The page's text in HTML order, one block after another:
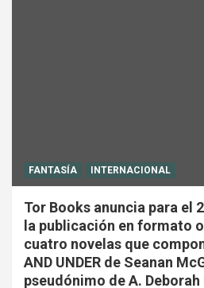
FANTASÍA INTERNACIONAL
Tor Books anuncia para el
la publicación en formato
cuatro novelas que
AND UNDER de Seanan
pseudónimo de A. Deborah